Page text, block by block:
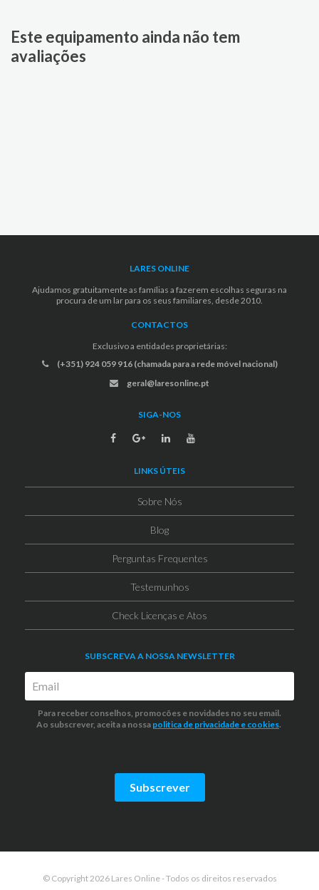
Este equipamento ainda não tem
avaliações
LARES ONLINE
Ajudamos gratuitamente as famílias a fazerem escolhas seguras na
procura de um lar para os seus familiares, desde 2010.
CONTACTOS
Exclusivo a entidades proprietárias:
(+351) 924 059 916 (chamada para a rede móvel nacional)
geral@laresonline.pt
SIGA-NOS
LINKS ÚTEIS
Sobre Nós
Blog
Perguntas Frequentes
Testemunhos
Check Licenças e Atos
SUBSCREVA A NOSSA NEWSLETTER
Para receber conselhos, promocões e novidades no seu email.
Ao subscrever, aceita a nossa politica de privacidade e cookies.
Subscrever
© Copyright 2026 Lares Online - Todos os direitos reservados